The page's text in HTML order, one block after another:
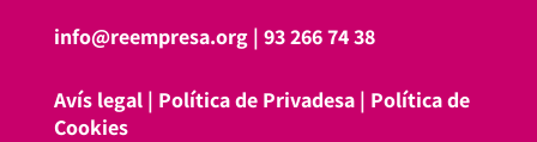
info@reempresa.org| 93 266 74 38
Avís legal| Política de Privadesa| Política de
Cookies